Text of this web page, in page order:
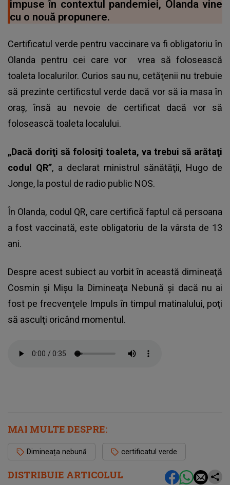
DISTRIBUIE ARTICOLUL
impuse în contextul pandemiei, Olanda vine
cu o nouă propunere.
Certificatul verde pentru vaccinare va fi obligatoriu în
Olanda pentru cei care vor vrea să folosească
toaleta localurilor. Curios sau nu, cetăţenii nu trebuie
să prezinte certificstul verde dacă vor să ia masa în
oraş, însă au nevoie de certificat dacă vor să
folosească toaleta localului.
„Dacă doriţi să folosiţi toaleta, va trebui să arătaţi
codul QR”, a declarat ministrul sănătăţii, Hugo de
Jonge, la postul de radio public NOS.
În Olanda, codul QR, care certifică faptul că persoana
a fost vaccinată, este obligatoriu de la vârsta de 13
ani.
Despre acest subiect au vorbit în această dimineaţă
Cosmin şi Mişu la Dimineaţa Nebună şi dacă nu ai
fost pe frecvenţele Impuls în timpul matinalului, poţi
să asculţi oricând momentul.
MAI MULTE DESPRE:
Dimineața nebună certificatul verde